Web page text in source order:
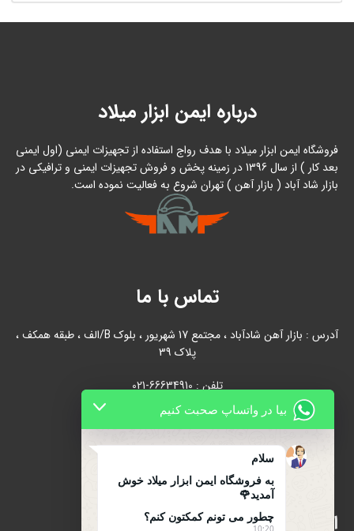
درباره ایمن ابزار میلاد
فروشگاه ایمن ابزار میلاد با هدف رواج استفاده از تجهیزات ایمنی (اول ایمنی
بعد کار ) از سال 1396 در زمینه پخش و فروش تجهیزات ایمنی و ترافیکی در
بازار شاد آباد ( بازار آهن ) تهران شروع به فعالیت نموده است.
تماس با ما
آدرس : بازار آهن شادآباد ، مجتمع 17 شهریور ، بلوک B/الف ، طبقه همکف ،
پلاک 39
تلفن : 66634910-021
021-66631684
اینماد
بیا در واتساپ صحبت کنیم
سلام
به فروشگاه ایمن ابزار میلاد خوش
آمدید🌹
چطور می تونم کمکتون کنم؟
10:20